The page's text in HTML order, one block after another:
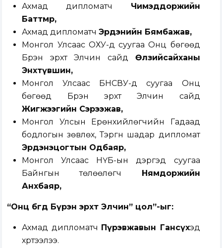
Ахмад дипломатч Чимэддоржийн
Баттөмөр,
Ахмад дипломатчЭрдэнийн Бямбажав,
Монгол Улсаас ОХУ-д суугаа Онц бөгөөд
Бүрэн эрхт Элчин сайд Өлзийсайханы
Энхтүвшин,
Монгол Улсаас БНСВУ-д суугаа Онц
бөгөөд Бүрэн эрхт Элчин сайд
Жигжээгийн Сэрээжав,
Монгол Улсын Ерөнхийлөгчийн Гадаад
бодлогын зөвлөх, Тэргүүн шадар дипломат
Эрдэнэцогтын Одбаяр,
Монгол Улсаас НҮБ-ын дэргэд суугаа
Байнгын төлөөлөгч
Нямдоржийн
Анхбаяр,
“Онц бөгөөд Бүрэн эрхт Элчин” цол”-ыг:
Ахмад дипломатч Пүрэвжавын Гансүхэд
хүртээлээ.